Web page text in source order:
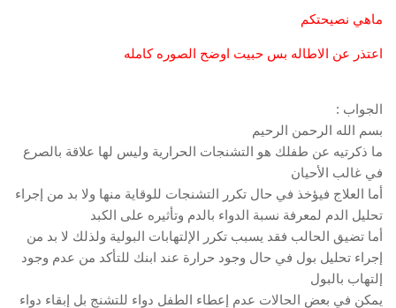
ماهي نصيحتكم
اعتذر عن الاطاله بس حبيت اوضح الصوره كامله
الجواب :
بسم الله الرحمن الرحيم
ما ذكرتيه عن طفلك هو التشنجات الحرارية وليس لها علاقة بالصرع
في غالب الأحيان
أما العلاج فيؤخذ في حال تكرر التشنجات للوقاية منها ولا بد من إجراء
تحليل الدم لمعرفة نسبة الدواء بالدم وتأثيره على الكبد
أما تضيق الحالب فقد يسبب تكرر الإلتهابات البولية ولذلك لا بد من
إجراء تحليل بول في حال وجود حرارة عند ابنك للتأكد من عدم وجود
إلتهاب بالبول
يمكن في بعض الحالات عدم إعطاء الطفل دواء للتشنج بل إبقاء دواء